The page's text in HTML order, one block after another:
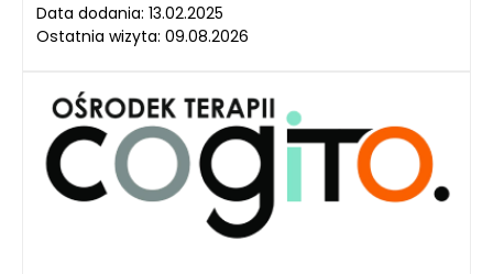
Data dodania: 13.02.2025
Ostatnia wizyta: 09.08.2026